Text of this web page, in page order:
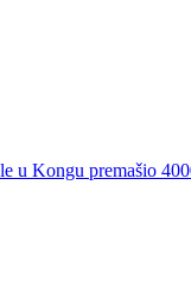
u Kongu premašio